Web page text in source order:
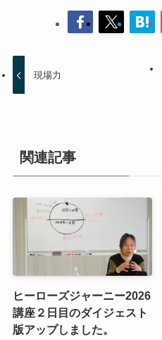
現場力
関連記事
ヒーローズジャーニー2026
講座２日目のダイジェスト
版アップしました。